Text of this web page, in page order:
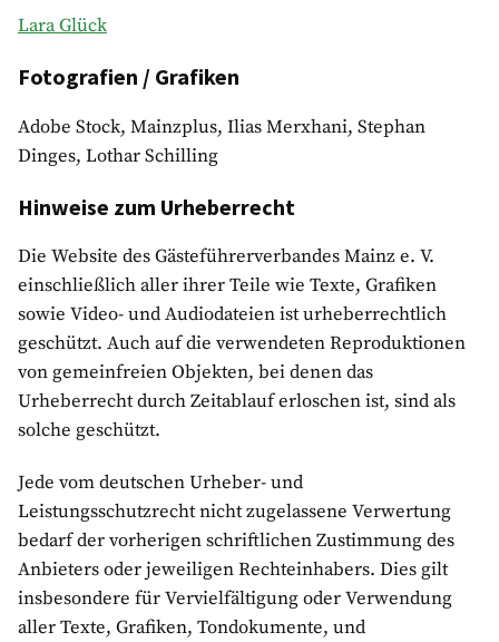
Lara Glück
Fotografien / Grafiken
Adobe Stock, Mainzplus, Ilias Merxhani, Stephan
Dinges, Lothar Schilling
Hinweise zum Urheberrecht
Die Website des Gästeführerverbandes Mainz e. V.
einschließlich aller ihrer Teile wie Texte, Grafiken
sowie Video- und Audiodateien ist urheberrechtlich
geschützt. Auch auf die verwendeten Reproduktionen
von gemeinfreien Objekten, bei denen das
Urheberrecht durch Zeitablauf erloschen ist, sind als
solche geschützt.
Jede vom deutschen Urheber- und
Leistungsschutzrecht nicht zugelassene Verwertung
bedarf der vorherigen schriftlichen Zustimmung des
Anbieters oder jeweiligen Rechteinhabers. Dies gilt
insbesondere für Vervielfältigung oder Verwendung
aller Texte, Grafiken, Tondokumente, und